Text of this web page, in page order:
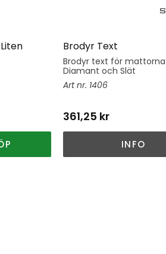
Brodyr Text
Brodyr text för mattorna
Diamant och Slät
1406
361,25 kr
INFO